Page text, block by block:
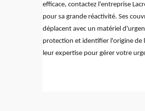
efficace, contactez l'entreprise
pour sa grande réactivité. Ses
déplacent avec un matériel
protection et identifier l'origine de
leur expertise pour gérer votre